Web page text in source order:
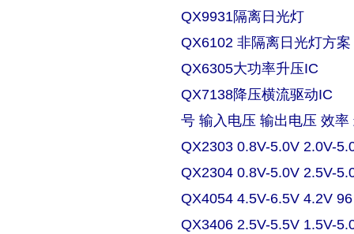
QX9931隔离日光灯
QX6102 非隔离日光灯方案
QX6305大功率升压IC
QX7138降压横流驱动IC
号 输入电压 输出电压 效率
QX2303 0.8V-5.0V 2.0V-
QX2304 0.8V-5.0V 2.5V-
QX4054 4.5V-6.5V 4.2V
QX3406 2.5V-5.5V 1.5V-